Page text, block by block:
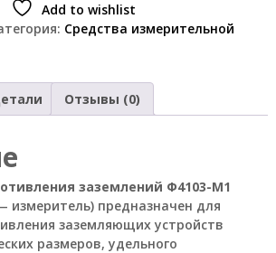
Add to wishlist
Средства измерительной
Отзывы (0)
заземлений Ф4103-М1
измеритель) предназначен для
заземляющих устройств
размеров, удельного